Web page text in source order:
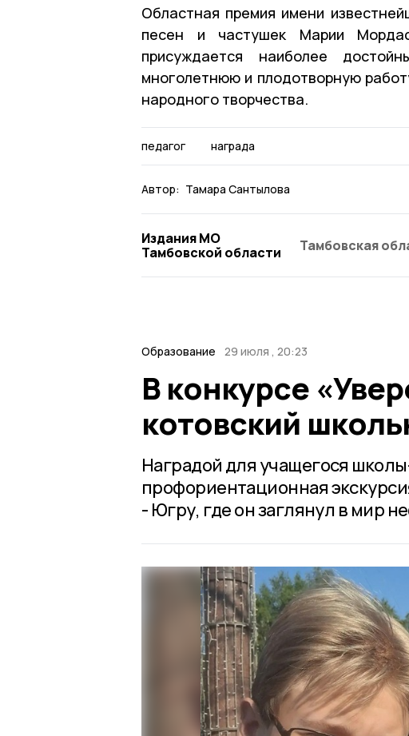
Областная премия имени
песен и частушек Марии
присуждается наиболее
многолетнюю и плодотворную
народного творчества.
педагог награда
Автор: Тамара Сантылова
Издания МО
Тамбовской области
Тамбовская
Образование 29 июля , 20:23
В конкурсе
котовский
Наградой для учащегося
профориентационная
- Югру, где он заглянул в мир